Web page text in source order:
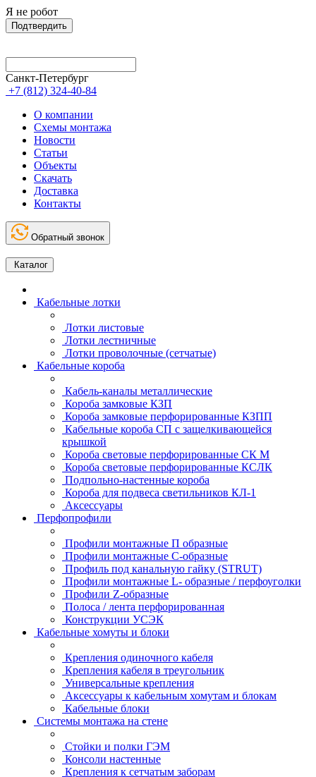
Я не робот
Подтвердить
Санкт-Петербург
+7 (812) 324-40-84
О компании
Схемы монтажа
Новости
Статьи
Объекты
Скачать
Доставка
Контакты
Обратный звонок
Каталог
Кабельные лотки
Лотки листовые
Лотки лестничные
Лотки проволочные (сетчатые)
Кабельные короба
Кабель-каналы металлические
Короба замковые КЗП
Короба замковые перфорированные КЗПП
Кабельные короба СП с защелкивающейся
крышкой
Короба световые перфорированные СК М
Короба световые перфорированные КСЛК
Подпольно-настенные короба
Короба для подвеса светильников КЛ-1
Аксессуары
Перфопрофили
Профили монтажные П образные
Профили монтажные C-образные
Профиль под канальную гайку (STRUT)
Профили монтажные L- образные / перфоуголки
Профили Z-образные
Полоса / лента перфорированная
Конструкции УСЭК
Кабельные хомуты и блоки
Крепления одиночного кабеля
Крепления кабеля в треугольник
Универсальные крепления
Аксессуары к кабельным хомутам и блокам
Кабельные блоки
Системы монтажа на стене
Стойки и полки ГЭМ
Консоли настенные
Крепления к сетчатым заборам